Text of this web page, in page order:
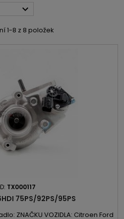

1-8 z 8 položek
TX000117
75PS/92PS/95PS
ZNAČKU VOZIDLA: Citroen Ford